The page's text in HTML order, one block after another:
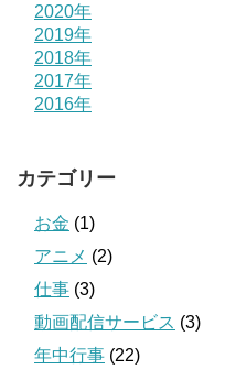
2020年
2019年
2018年
2017年
2016年
カテゴリー
お金 (1)
アニメ (2)
仕事 (3)
動画配信サービス (3)
年中行事 (22)